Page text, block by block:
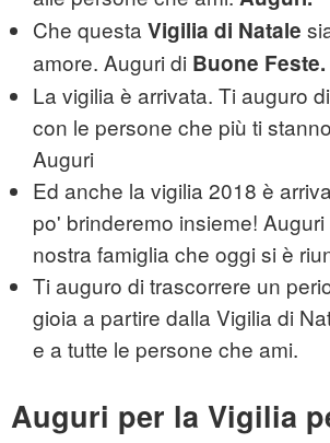
Che questa Vigilia di Natale
amore. Auguri di Buone Feste.
La vigilia è arrivata. Ti auguro
con le persone che più ti
Auguri
Ed anche la vigilia 2018 è
po' brinderemo insieme!
nostra famiglia che oggi si è
Ti auguro di trascorrere un
gioia a partire dalla Vigilia di
e a tutte le persone che ami.
Auguri per la Vigilia